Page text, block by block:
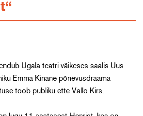
Ugala teatri väikeses saalis Uus-
Emma Kinane põnevusdraama
toob publiku ette Vallo Kirs.